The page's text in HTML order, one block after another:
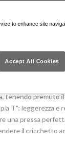
5°
forgiata in un
tenendo premuto
T": leggerezza e
una pressa
il cricchetto
to enhance site
Accept All Cookies